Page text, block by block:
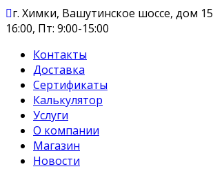
г. Химки, Вашутинское шоссе, дом 15
16:00, Пт: 9:00-15:00
Контакты
Доставка
Сертификаты
Калькулятор
Услуги
О компании
Магазин
Новости